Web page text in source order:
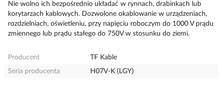
Nie wolno ich bezpośrednio układać w rynnach, drabinkach lub
korytarzach kablowych. Dozwolone okablowanie w urządzeniach,
rozdzielniach, oświetleniu, przy napięciu roboczym do 1000 V prądu
zmiennego lub prądu stałego do 750V w stosunku do ziemi.
Producent
TF Kable
Seria producenta
H07V-K (LGY)